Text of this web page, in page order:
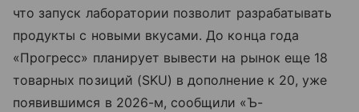
что запуск лаборатории позволит разрабатывать
продукты с новыми вкусами. До конца года
«Прогресс» планирует вывести на рынок еще 18
товарных позиций (SKU) в дополнение к 20, уже
появившимся в 2026-м, сообщили «Ъ-